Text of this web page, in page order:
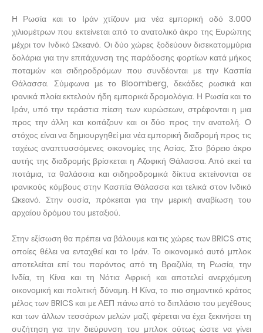
Η Ρωσία και το Ιράν χτίζουν μια νέα εμπορική οδό 3.000
χιλιομέτρων που εκτείνεται από το ανατολικό άκρο της Ευρώπης
μέχρι τον Ινδικό Ωκεανό. Οι δύο χώρες ξοδεύουν δισεκατομμύρια
δολάρια για την επιτάχυνση της παράδοσης φορτίων κατά μήκος
ποταμών και σιδηροδρόμων που συνδέονται με την Κασπία
Θάλασσα. Σύμφωνα με το Bloomberg, δεκάδες ρωσικά και
ιρανικά πλοία εκτελούν ήδη εμπορικά δρομολόγια. Η Ρωσία και το
Ιράν, υπό την τεράστια πίεση των κυρώσεων, στρέφονται η μια
προς την άλλη και κοιτάζουν και οι δύο προς την ανατολή. Ο
στόχος είναι να δημιουργηθεί μια νέα εμπορική διαδρομή προς τις
ταχέως αναπτυσσόμενες οικονομίες της Ασίας. Στο βόρειο άκρο
αυτής της διαδρομής βρίσκεται η Αζοφική Θάλασσα. Από εκεί τα
ποτάμια, τα θαλάσσια και σιδηροδρομικά δίκτυα εκτείνονται σε
ιρανικούς κόμβους στην Κασπία Θάλασσα και τελικά στον Ινδικό
Ωκεανό. Στην ουσία, πρόκειται για την μερική αναβίωση του
αρχαίου δρόμου του μεταξιού.
Στην εξίσωση θα πρέπει να βάλουμε και τις χώρες των BRICS στις
οποίες θέλει να ενταχθεί και το Ιράν. Το οικονομικό αυτό μπλοκ
αποτελείται επί του παρόντος από τη Βραζιλία, τη Ρωσία, την
Ινδία, τη Κίνα και τη Νότια Αφρική και αποτελεί ανερχόμενη
οικονομική και πολιτική δύναμη. Η Κίνα, το πιο σημαντικό κράτος
μέλος των BRICS και με ΑΕΠ πάνω από το διπλάσιο του μεγέθους
και των άλλων τεσσάρων μελών μαζί, φέρεται να έχει ξεκινήσει τη
συζήτηση για την διεύρυνση του μπλοκ ούτως ώστε να γίνει